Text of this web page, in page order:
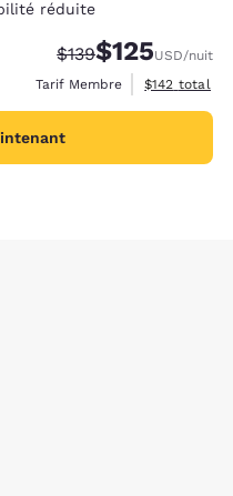
réduite
Tarif barré :
$139Tarif réduit :
$125USD/nuit
Tarif Membre
Afficher les
$142 total